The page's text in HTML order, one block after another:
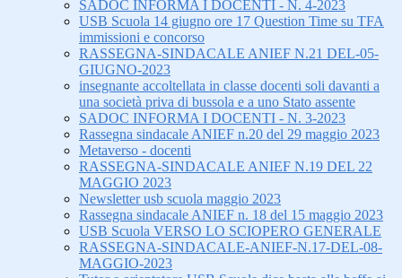
SADOC INFORMA I DOCENTI - N. 4-2023
USB Scuola 14 giugno ore 17 Question Time su TFA
immissioni e concorso
RASSEGNA-SINDACALE ANIEF N.21 DEL-05-
GIUGNO-2023
insegnante accoltellata in classe docenti soli davanti a
una società priva di bussola e a uno Stato assente
SADOC INFORMA I DOCENTI - N. 3-2023
Rassegna sindacale ANIEF n.20 del 29 maggio 2023
Metaverso - docenti
RASSEGNA-SINDACALE ANIEF N.19 DEL 22
MAGGIO 2023
Newsletter usb scuola maggio 2023
Rassegna sindacale ANIEF n. 18 del 15 maggio 2023
USB Scuola VERSO LO SCIOPERO GENERALE
RASSEGNA-SINDACALE-ANIEF-N.17-DEL-08-
MAGGIO-2023